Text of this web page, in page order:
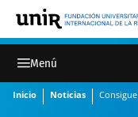
Inicio Noticias